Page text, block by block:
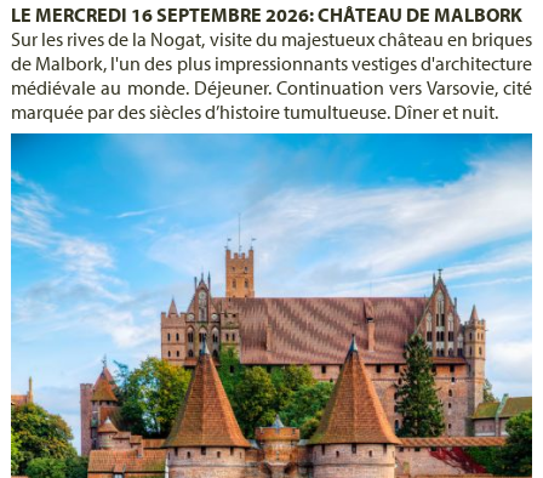
LE MERCREDI 16 SEPTEMBRE 2026: CHÂTEAU DE MALBORK
Sur les rives de la Nogat, visite du majestueux château en briques
de Malbork, l'un des plus impressionnants vestiges d'architecture
médiévale au monde. Déjeuner. Continuation vers Varsovie, cité
marquée par des siècles d’histoire tumultueuse. Dîner et nuit.